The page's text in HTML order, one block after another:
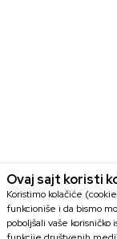
Ovaj sajt koristi
Koristimo kolačiće
funkcioniše i da bismo
poboljšali vaše korisničko